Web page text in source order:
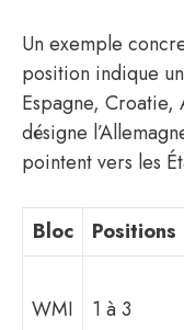
Un exemple
position indique
Espagne, Croatie,
désigne
pointent vers les
Bloc Positions
WMI 1 à 3